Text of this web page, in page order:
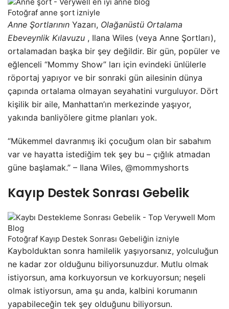
Fotoğraf anne şort izniyle
Anne Şortlarının Yazarı, Olağanüstü Ortalama
Ebeveynlik Kılavuzu , Ilana Wiles (veya Anne Şortları),
ortalamadan başka bir şey değildir. Bir gün, popüler ve
eğlenceli “Mommy Show” ları için evindeki ünlülerle
röportaj yapıyor ve bir sonraki gün ailesinin dünya
çapında ortalama olmayan seyahatini vurguluyor. Dört
kişilik bir aile, Manhattan’ın merkezinde yaşıyor,
yakında banliyölere gitme planları yok.
“Mükemmel davranmış iki çocuğum olan bir sabahım
var ve hayatta istediğim tek şey bu – çığlık atmadan
güne başlamak.” – Ilana Wiles, @mommyshorts
Kayıp Destek Sonrası Gebelik
Fotoğraf Kayıp Destek Sonrası Gebeliğin izniyle
Kaybolduktan sonra hamilelik yaşıyorsanız, yolculuğun
ne kadar zor olduğunu biliyorsunuzdur. Mutlu olmak
istiyorsun, ama korkuyorsun ve korkuyorsun; neşeli
olmak istiyorsun, ama şu anda, kalbini korumanın
yapabileceğin tek şey olduğunu biliyorsun.